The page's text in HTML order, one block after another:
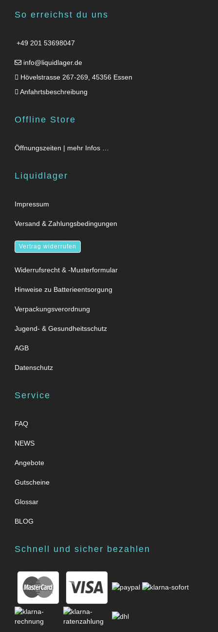
So erreichst du uns
+49 201 53698047
info@liquidlager.de
Hövelstrasse 267-269, 45356 Essen
Anfahrtsbeschreibung
Offline Store
Öffnungszeiten | mehr Infos …
Liquidlager
Impressum
Versand & Zahlungsbedingungen
Vertrag widerrufen
Widerrufsrecht & -Musterformular
Hinweise zu Batterieentsorgung
Verpackungsverordnung
Jugend- & Gesundheitsschutz
AGB
Datenschutz
Service
FAQ
NEWS
Angebote
Gutscheine
Glossar
BLOG
Schnell und sicher bezahlen